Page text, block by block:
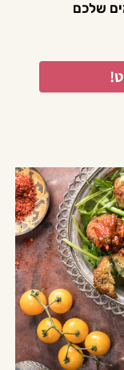
שלכם